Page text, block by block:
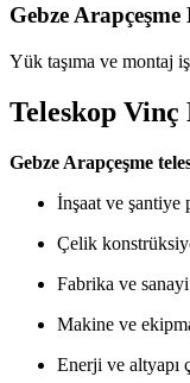
Gebze
Yük taşıma ve montaj
Teleskop
Gebze Arapçeşme
İnşaat ve şantiye
Çelik
Fabrika ve
Makine ve
Enerji ve altyapı